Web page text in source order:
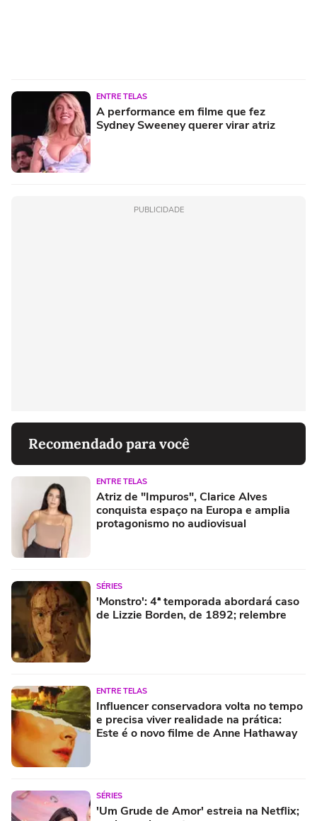
ENTRE TELAS
A performance em filme que fez
Sydney Sweeney querer virar atriz
PUBLICIDADE
Recomendado para você
ENTRE TELAS
Atriz de "Impuros", Clarice Alves
conquista espaço na Europa e amplia
protagonismo no audiovisual
SÉRIES
'Monstro': 4ª temporada abordará caso
de Lizzie Borden, de 1892; relembre
ENTRE TELAS
Influencer conservadora volta no tempo
e precisa viver realidade na prática:
Este é o novo filme de Anne Hathaway
SÉRIES
'Um Grude de Amor' estreia na Netflix;